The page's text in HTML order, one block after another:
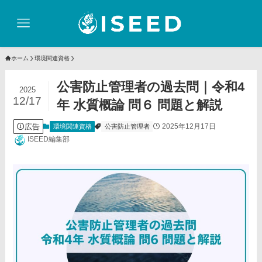
ホーム 環境関連資格
公害防止管理者の過去問｜令和4
年 水質概論 問６ 問題と解説
2025
12/17
広告 環境関連資格 公害防止管理者
2025年12月17日
ISEED編集部